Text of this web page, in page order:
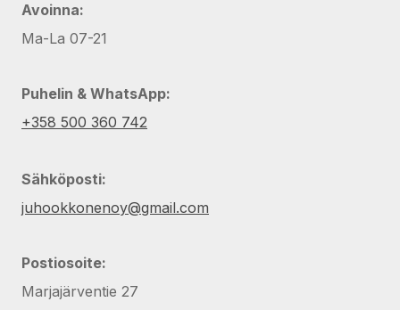
Avoinna:
Ma-La 07-21
Puhelin & WhatsApp:
+358 500 360 742
Sähköposti:
juhookkonenoy@gmail.com
Postiosoite:
Marjajärventie 27